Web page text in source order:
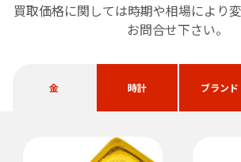
買取価格に関しては時期や相場により
お問合せ下さい。
金 時計 ブランド